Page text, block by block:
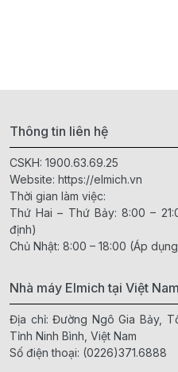
Thông tin liên hệ
CSKH: 1900.63.69.25
Website: https://elmich.vn
Thời gian làm việc:
Thứ Hai – Thứ Bảy: 8:00 –
định)
Chủ Nhật: 8:00 – 18:00 (Áp
Nhà máy Elmich tại Việt Nam
Địa chỉ: Đường Ngô Gia Bảy,
Tỉnh Ninh Bình, Việt Nam
Số điện thoại: (0226)371.6888